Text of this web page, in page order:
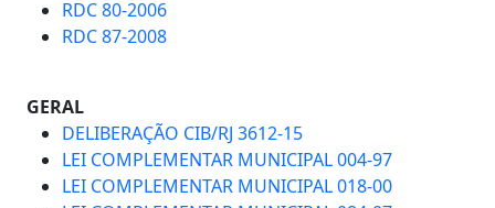
RDC 80-2006
RDC 87-2008
GERAL
DELIBERAÇÃO CIB/RJ 3612-15
LEI COMPLEMENTAR MUNICIPAL 004-97
LEI COMPLEMENTAR MUNICIPAL 018-00